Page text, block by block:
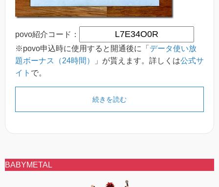
povo紹介コード：
※povo申込時に使用すると開通後に「 データ使い放
題ボーナス（24時間）
」が貰えます。詳しくは公式サ
イト で。
続きを読む
BABYMETAL